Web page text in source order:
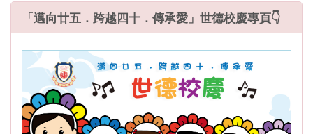
「邁向廿五．跨越四十．傳承愛」世德校慶專頁👇